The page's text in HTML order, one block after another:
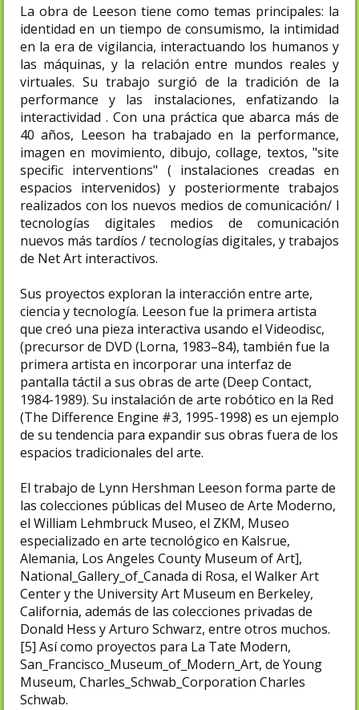
La obra de Leeson tiene como temas principales: la
identidad en un tiempo de consumismo, la intimidad
en la era de vigilancia, interactuando los humanos y
las máquinas, y la relación entre mundos reales y
virtuales. Su trabajo surgió de la tradición de la
performance y las instalaciones, enfatizando la
interactividad . Con una práctica que abarca más de
40 años, Leeson ha trabajado en la performance,
imagen en movimiento, dibujo, collage, textos, "site
specific interventions" ( instalaciones creadas en
espacios intervenidos) y posteriormente trabajos
realizados con los nuevos medios de comunicación/ l
tecnologías digitales medios de comunicación
nuevos más tardíos / tecnologías digitales, y trabajos
de Net Art interactivos.
Sus proyectos exploran la interacción entre arte,
ciencia y tecnología. Leeson fue la primera artista
que creó una pieza interactiva usando el Videodisc,
(precursor de DVD (Lorna, 1983–84), también fue la
primera artista en incorporar una interfaz de
pantalla táctil a sus obras de arte (Deep Contact,
1984-1989). Su instalación de arte robótico en la Red
(The Difference Engine #3, 1995-1998) es un ejemplo
de su tendencia para expandir sus obras fuera de los
espacios tradicionales del arte.
El trabajo de Lynn Hershman Leeson forma parte de
las colecciones públicas del Museo de Arte Moderno,
el William Lehmbruck Museo, el ZKM, Museo
especializado en arte tecnológico en Kalsrue,
Alemania, Los Angeles County Museum of Art],
National_Gallery_of_Canada di Rosa, el Walker Art
Center y the University Art Museum en Berkeley,
California, además de las colecciones privadas de
Donald Hess y Arturo Schwarz, entre otros muchos.
[5]​ Así como proyectos para La Tate Modern,
San_Francisco_Museum_of_Modern_Art, de Young
Museum, Charles_Schwab_Corporation Charles
Schwab.